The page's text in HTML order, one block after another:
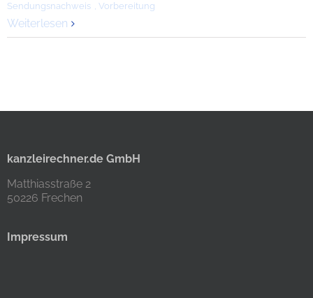
Sendungsnachweis , Vorbereitung
Weiterlesen
kanzleirechner.de GmbH
Matthiasstraße 2
50226 Frechen
Impressum